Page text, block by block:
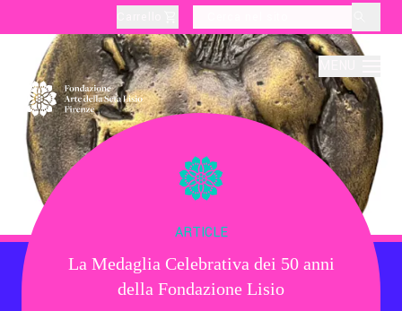
Chi Siamo
Produzione
Didattica
ARTICLE
La Medaglia Celebrativa dei 50 anni
della Fondazione Lisio